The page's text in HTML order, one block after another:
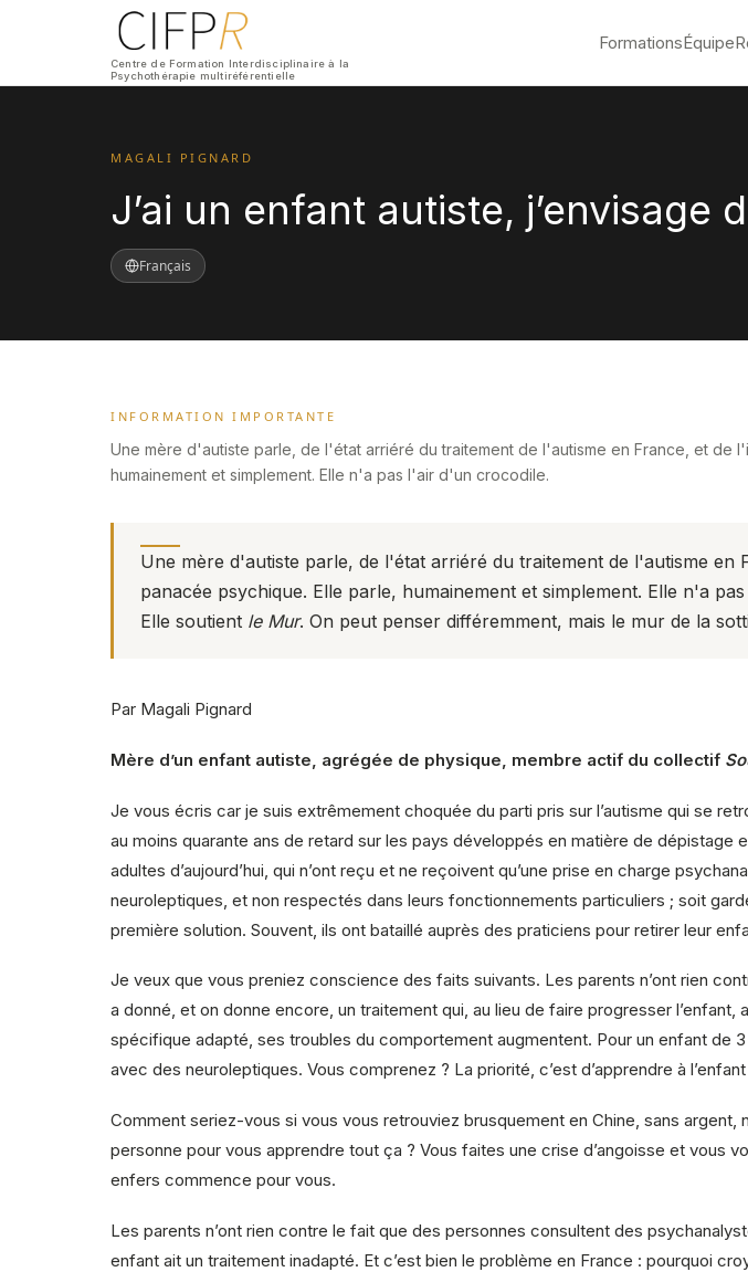
Centre de Formation Interdisciplinaire à la
Psychothérapie multiréférentielle
FormationsÉquipe
MAGALI PIGNARD
J’ai un enfant autiste, j’envisage
Français
INFORMATION IMPORTANTE
Une mère d'autiste parle, de l'état arriéré du traitement de l'autisme en France, et de
humainement et simplement. Elle n'a pas l'air d'un crocodile.
Une mère d'autiste parle, de l'état arriéré du traitement de l'autisme
panacée psychique. Elle parle, humainement et simplement. Elle n'a
Elle soutient le Mur. On peut penser différemment, mais le mur de la
Par Magali Pignard
Mère d’un enfant autiste, agrégée de physique, membre actif du collectif
Je vous écris car je suis extrêmement choquée du parti pris sur l’autisme qui se
au moins quarante ans de retard sur les pays développés en matière de
adultes d’aujourd’hui, qui n’ont reçu et ne reçoivent qu’une prise en charge
neuroleptiques, et non respectés dans leurs fonctionnements particuliers ; soit
première solution. Souvent, ils ont bataillé auprès des praticiens pour retirer leur
Je veux que vous preniez conscience des faits suivants. Les parents n’ont rien
a donné, et on donne encore, un traitement qui, au lieu de faire progresser
spécifique adapté, ses troubles du comportement augmentent. Pour un enfant de
avec des neuroleptiques. Vous comprenez ? La priorité, c’est d’apprendre à
Comment seriez-vous si vous vous retrouviez brusquement en Chine, sans
personne pour vous apprendre tout ça ? Vous faites une crise d’angoisse et vous
enfers commence pour vous.
Les parents n’ont rien contre le fait que des personnes consultent des
enfant ait un traitement inadapté. Et c’est bien le problème en France : pourquoi